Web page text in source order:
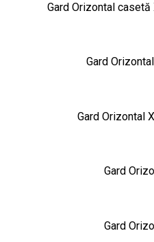
Gard Orizontal
Gard
Gard Orizontal
Gard
Gard